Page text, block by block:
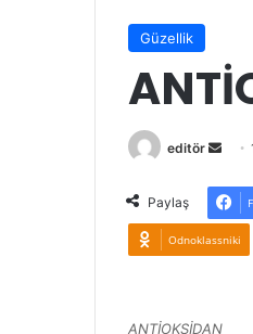
Güzellik
editör
Bir
posta
Paylaş
Odnoklassniki
ANTİOKSİDAN